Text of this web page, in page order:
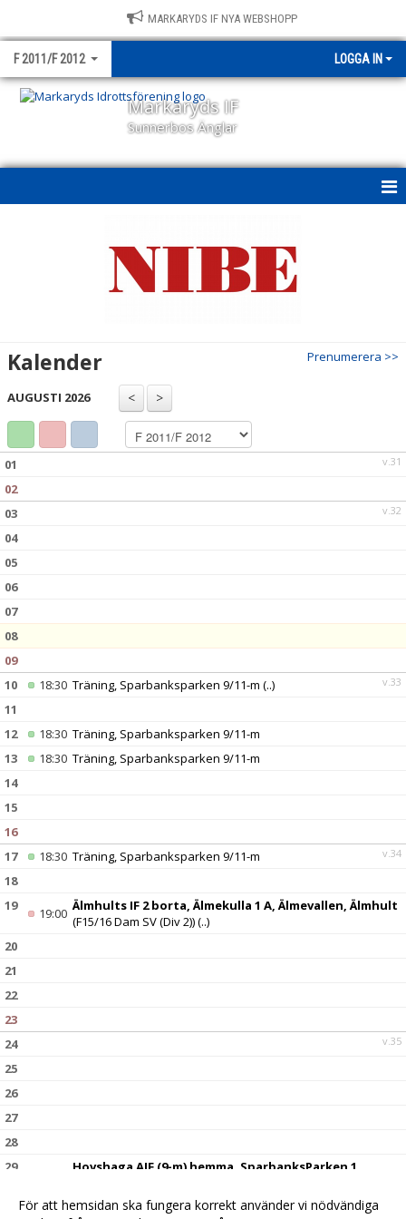
MARKARYDS IF NYA WEBSHOPP
F 2011/F 2012 LOGGA IN
Markaryds IF
Sunnerbos Änglar
BILDGALLERI
DOKUMENT
KONTAKT
Prenumerera >>
Kalender
AUGUSTI 2026
v.31
01
02
v.32
03
04
05
06
07
08
09
v.33
10 18:30 Träning, Sparbanksparken 9/11-m (..)
11
12
18:30 Träning, Sparbanksparken 9/11-m
13
18:30 Träning, Sparbanksparken 9/11-m
14
15
16
v.34
17 18:30 Träning, Sparbanksparken 9/11-m
18
19
19:00Älmhults IF 2 borta, Älmekulla 1 A, Älmevallen, Älmhult
(F15/16 Dam SV (Div 2))(..)
20
21
22
23
v.35
24
25
26
27
28
29
Hovshaga AIF (9-m) hemma, SparbanksParken 1,
För att hemsidan ska fungera korrekt använder vi nödvändiga